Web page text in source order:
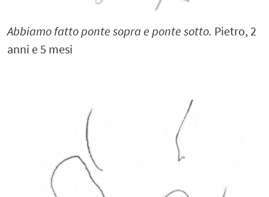
Abbiamo fatto ponte sopra e ponte sotto. Pietro, 2
anni e 5 mesi